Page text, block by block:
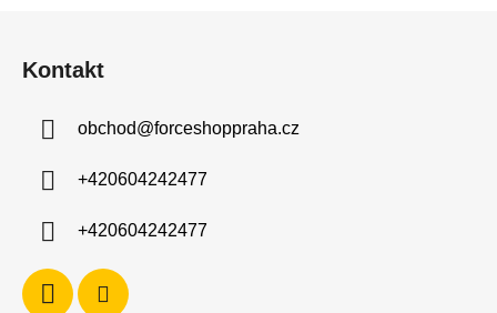
Kontakt
obchod@forceshoppraha.cz
+420604242477
+420604242477